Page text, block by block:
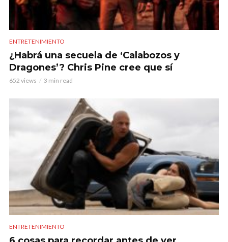
ENTRETENIMIENTO
¿Habrá una secuela de ‘Calabozos y
Dragones’? Chris Pine cree que sí
652 views 3 min read
ENTRETENIMIENTO